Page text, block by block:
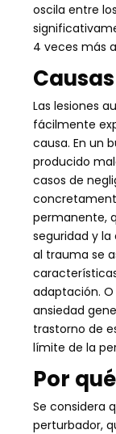
oscila entre
4 veces más
Causas
Las lesiones
fácilmente
causa. En un
producido
casos de
permanente,
seguridad y la
al trauma se
adaptación.
ansiedad
trastorno de
límite de la
Por
Se considera
perturbador,